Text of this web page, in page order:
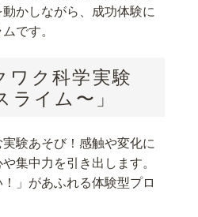
かしながら、成功体験に
です。
ワク科学実験
ライム〜」
験あそび！感触や変化に
集中力を引き出します。
！」があふれる体験型プロ